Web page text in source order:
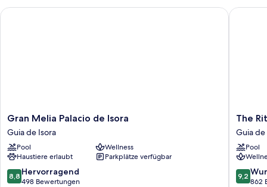
Private
Gran
Melia
Palacio
de
Isora
Guia
de
Gran Melia Palacio de Isora
Guia de Isora
Pool
Wellness
Haustiere erlaubt
Parkplätze verfügbar
8.8
von
8,8 Hervorragend
498 Bewertungen
Gran Melia Palacio de Isora
The
Ritz-
Carlton
Abama
Guia
de
The
Guia de
Pool
9.2
von
9,2
862
The